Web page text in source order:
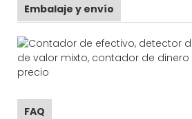
Embalaje y envío
FAQ